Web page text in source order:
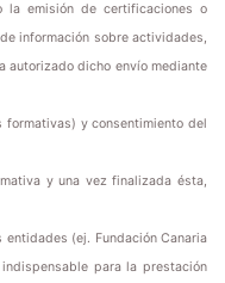
la emisión de certificaciones o
información sobre actividades,
autorizado dicho envío mediante
formativas) y consentimiento del
y una vez finalizada ésta,
entidades (ej. Fundación Canaria
para la prestación